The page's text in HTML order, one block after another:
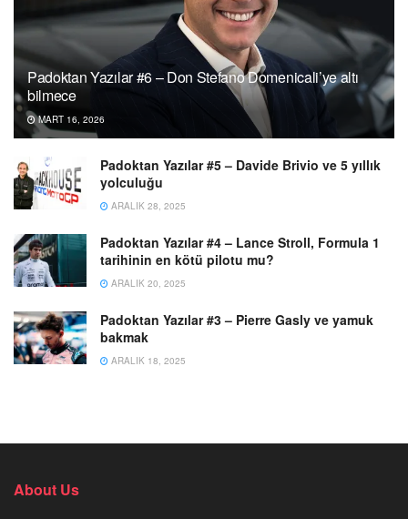
Padoktan Yazılar #6 – Don Stefano Domenicali’ye altı
bilmece
MART 16, 2026
Padoktan Yazılar #5 – Davide Brivio ve 5 yıllık
yolculuğu
ARALIK 28, 2025
Padoktan Yazılar #4 – Lance Stroll, Formula 1
tarihinin en kötü pilotu mu?
ARALIK 20, 2025
Padoktan Yazılar #3 – Pierre Gasly ve yamuk
bakmak
ARALIK 18, 2025
About Us